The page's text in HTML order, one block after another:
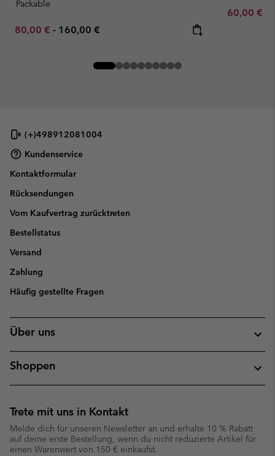
Packable
Minimum sale price:
80,00 € - Maximum price:
160,00 €
Minimum
60,00 €
(+)498912081004
Kundenservice
Kontaktformular
Rücksendungen
Vom Kaufvertrag zurücktreten
Bestellstatus
Versand
Zahlung
Häufig gestellte Fragen
Über uns
Shoppen
Trete mit uns in Kontakt
Melde dich für unseren Newsletter an und erhalte 10 % Rabatt
auf deine erste Bestellung, wenn du nicht reduzierte Artikel für
einen Warenwert von 150 € einkaufst.